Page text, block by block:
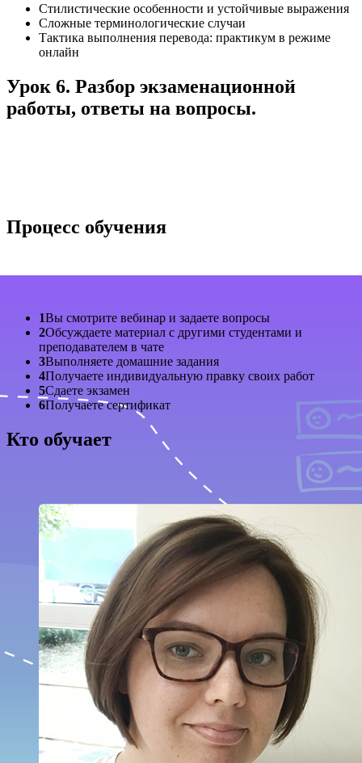
Стилистические особенности и устойчивые выражения
Сложные терминологические случаи
Тактика выполнения перевода: практикум в режиме
онлайн
Урок 6. Разбор экзаменационной
работы, ответы на вопросы.
Процесс обучения
1Вы смотрите вебинар и задаете вопросы
2Обсуждаете материал с другими студентами и
преподавателем в чате
3Выполняете домашние задания
4Получаете индивидуальную правку своих работ
5Сдаете экзамен
6Получаете сертификат
Кто обучает